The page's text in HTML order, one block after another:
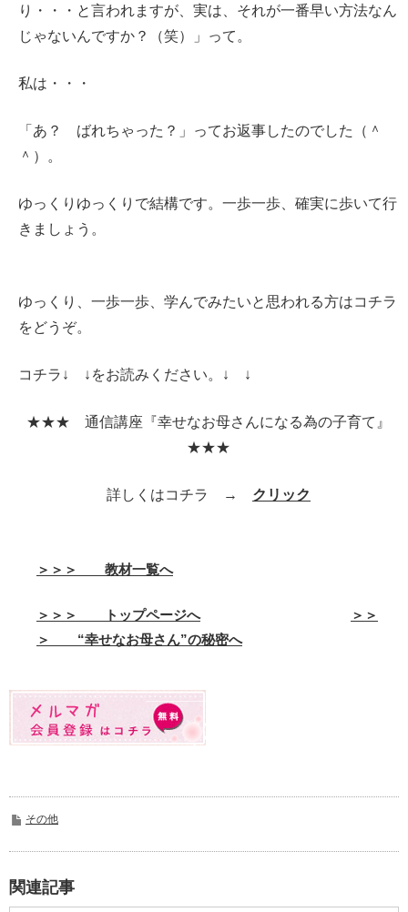
り・・・と言われますが、実は、それが一番早い方法なん
じゃないんですか？（笑）」って。
私は・・・
「あ？ ばれちゃった？」ってお返事したのでした（＾
＾）。
ゆっくりゆっくりで結構です。一歩一歩、確実に歩いて行
きましょう。
ゆっくり、一歩一歩、学んでみたいと思われる方はコチラ
をどうぞ。
コチラ↓ ↓をお読みください。↓ ↓
★★★ 通信講座『幸せなお母さんになる為の子育て』
★★★
詳しくはコチラ → クリック
＞＞＞ 教材一覧へ
＞＞＞ トップページへ
＞＞
＞ “幸せなお母さん”の秘密へ
その他
関連記事